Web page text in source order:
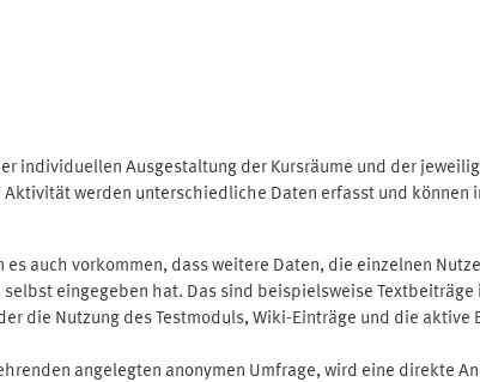
individuellen Ausgestaltung der Kursräume und der
werden unterschiedliche Daten erfasst und können
auch vorkommen, dass weitere Daten, die einzelnen
eingegeben hat. Das sind beispielsweise
die Nutzung des Testmoduls, Wiki-Einträge und die
angelegten anonymen Umfrage, wird eine direkte